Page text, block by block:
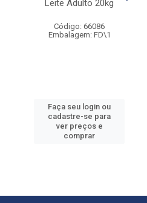
Leite Adulto 20kg
Código: 66086
Embalagem: FD\1
Faça seu login ou
cadastre-se para
ver preços e
comprar